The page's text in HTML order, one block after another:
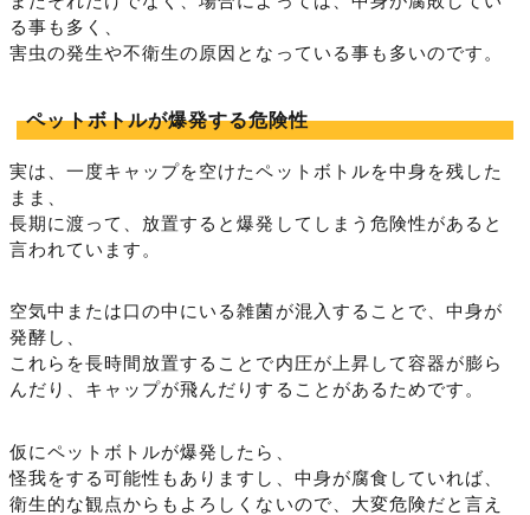
る事も多く、
害虫の発生や不衛生の原因となっている事も多いのです。
ペットボトルが爆発する危険性
実は、一度キャップを空けたペットボトルを中身を残した
まま、
長期に渡って、放置すると爆発してしまう危険性があると
言われています。
空気中または口の中にいる雑菌が混入することで、中身が
発酵し、
これらを長時間放置することで内圧が上昇して容器が膨ら
んだり、キャップが飛んだりすることがあるためです。
仮にペットボトルが爆発したら、
怪我をする可能性もありますし、中身が腐食していれば、
衛生的な観点からもよろしくないので、大変危険だと言え